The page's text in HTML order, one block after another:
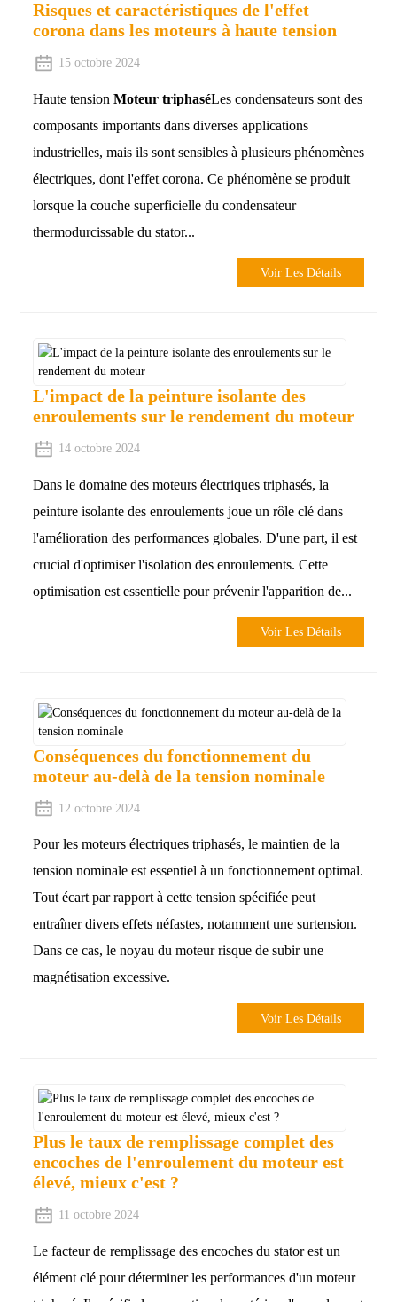
Risques et caractéristiques de l'effet
corona dans les moteurs à haute tension
15 octobre 2024
Haute tension Moteur triphaséLes condensateurs sont des
composants importants dans diverses applications
industrielles, mais ils sont sensibles à plusieurs phénomènes
électriques, dont l'effet corona. Ce phénomène se produit
lorsque la couche superficielle du condensateur
thermodurcissable du stator...
Voir Les Détails
L'impact de la peinture isolante des
enroulements sur le rendement du moteur
14 octobre 2024
Dans le domaine des moteurs électriques triphasés, la
peinture isolante des enroulements joue un rôle clé dans
l'amélioration des performances globales. D'une part, il est
crucial d'optimiser l'isolation des enroulements. Cette
optimisation est essentielle pour prévenir l'apparition de...
Voir Les Détails
Conséquences du fonctionnement du
moteur au-delà de la tension nominale
12 octobre 2024
Pour les moteurs électriques triphasés, le maintien de la
tension nominale est essentiel à un fonctionnement optimal.
Tout écart par rapport à cette tension spécifiée peut
entraîner divers effets néfastes, notamment une surtension.
Dans ce cas, le noyau du moteur risque de subir une
magnétisation excessive.
Voir Les Détails
Plus le taux de remplissage complet des
encoches de l'enroulement du moteur est
élevé, mieux c'est ?
11 octobre 2024
Le facteur de remplissage des encoches du stator est un
élément clé pour déterminer les performances d'un moteur